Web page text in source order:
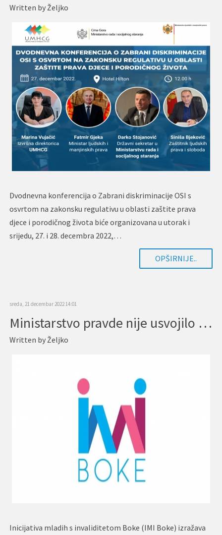
Written by Željko
Dvodnevna konferencija o Zabrani diskriminacije OSI s
osvrtom na zakonsku regulativu u oblasti zaštite prava
djece i porodičnog života biće organizovana u utorak i
srijedu, 27. i 28. decembra 2022,…
OPŠIRNIJE..
sreda, 21 decembar 2022 14:01
Ministarstvo pravde nije usvojilo primjedbe, predloge i sugestije IMI Boke za garantovanje ravnopravnog uživanja prava OSI na besplatnu pravnu pomoć
Written by Željko
Inicijativa mladih s invaliditetom Boke (IMI Boke) izražava